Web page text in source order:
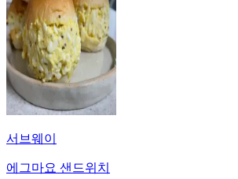
서브웨이
에그마요 샌드위치